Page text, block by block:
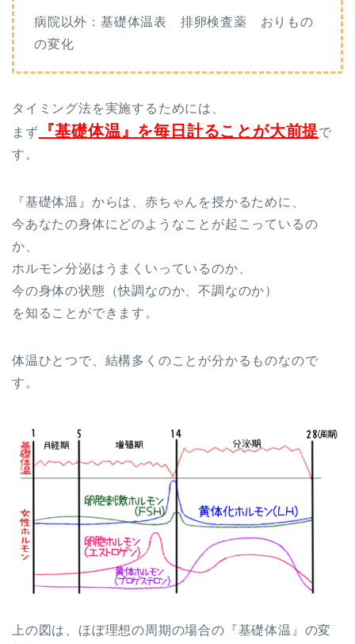
病院以外：基礎体温表 排卵検査薬 おりもの
の変化
タイミング法を実施するためには、
まず
『基礎体温』を毎日計ることが大前提で
す。
『基礎体温』からは、赤ちゃんを授かるために、
今あなたの身体にどのようなことが起こっているの
か、
ホルモン分泌はうまくいっているのか、
今の身体の状態（快調なのか、不調なのか）
を知ることができます。
体温ひとつで、結構多くのことが分かるものなので
す。
上の図は、ほぼ理想の周期の場合の『基礎体温』の変